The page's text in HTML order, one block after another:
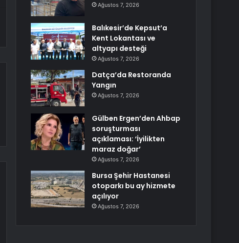
Ağustos 7, 2026
Balıkesir’de Kepsut’a
Kent Lokantası ve
altyapı desteği
Ağustos 7, 2026
Datça’da Restoranda
Yangın
Ağustos 7, 2026
Gülben Ergen’den Ahbap
soruşturması
açıklaması: ‘İyilikten
maraz doğar’
Ağustos 7, 2026
Bursa Şehir Hastanesi
otoparkı bu ay hizmete
açılıyor
Ağustos 7, 2026